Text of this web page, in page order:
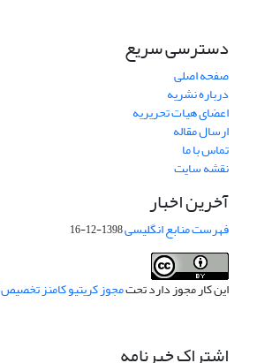
دسترسی سریع
صفحه اصلی
درباره نشریه
اعضای هیات تحریریه
ارسال مقاله
تماس با ما
نقشه سایت
آخرین اخبار
فهرست منابع انگلیسی1398-12-16
این کار مجوز دارد تحتمجوز کریتیو کامنز تخصیص 4.0 بین‌المللی
اشتراک خبرنامه